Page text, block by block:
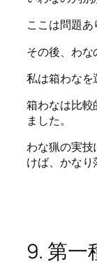
ここは問題あ
その後、わな
私は箱わなを
箱わなは比較
ました。
わな猟の実技
けば、かなり
9. 第一